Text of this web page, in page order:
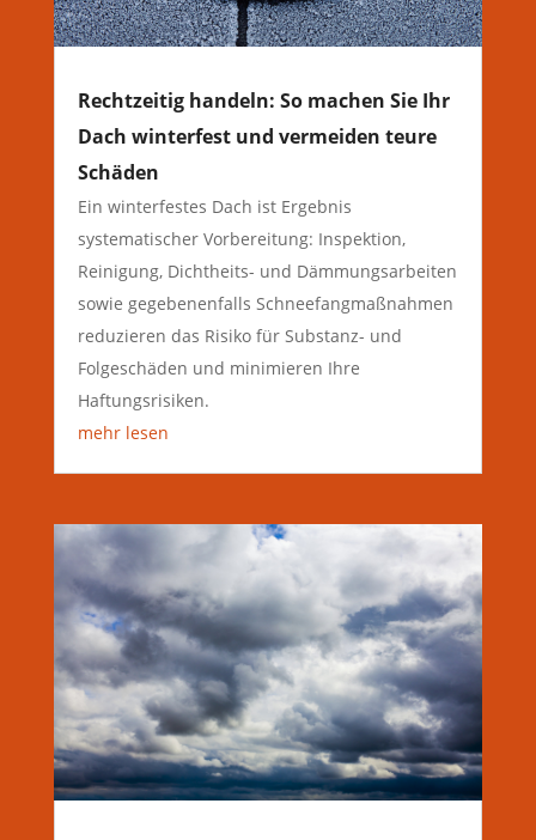
Rechtzeitig handeln: So machen Sie Ihr
Dach winterfest und vermeiden teure
Schäden
Ein winterfestes Dach ist Ergebnis
systematischer Vorbereitung: Inspektion,
Reinigung, Dichtheits- und Dämmungsarbeiten
sowie gegebenenfalls Schneefangmaßnahmen
reduzieren das Risiko für Substanz- und
Folgeschäden und minimieren Ihre
Haftungsrisiken.
mehr lesen